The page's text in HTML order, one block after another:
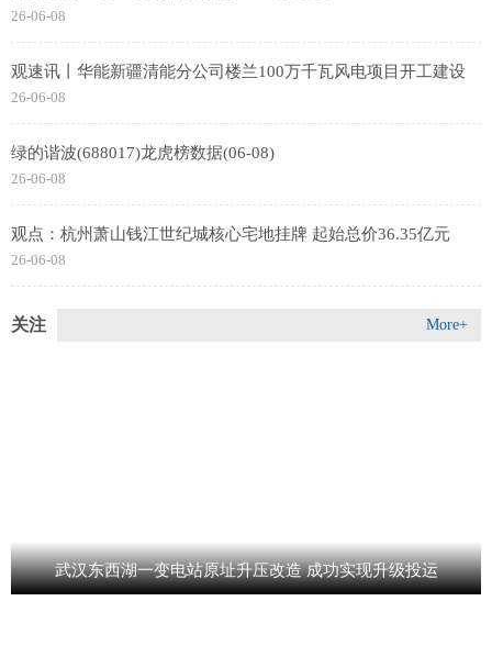
26-06-08
观速讯丨华能新疆清能分公司楼兰100万千瓦风电项目开工建设
26-06-08
绿的谐波(688017)龙虎榜数据(06-08)
26-06-08
观点：杭州萧山钱江世纪城核心宅地挂牌 起始总价36.35亿元
26-06-08
关注 More+
武汉东西湖一变电站原址升压改造 成功实现升级投运